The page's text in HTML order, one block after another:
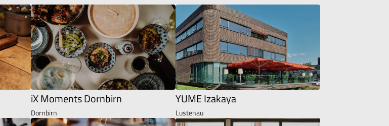
iX Moments Dornbirn
Dornbirn
YUME Izakaya
Lustenau